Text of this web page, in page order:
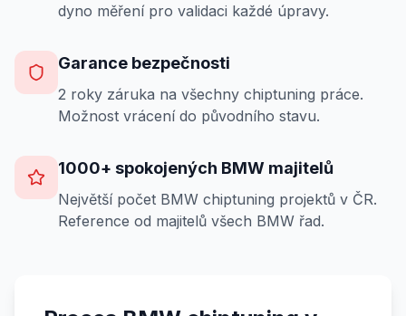
dyno měření pro validaci každé úpravy.
Garance bezpečnosti
2 roky záruka na všechny chiptuning práce.
Možnost vrácení do původního stavu.
1000+ spokojených BMW majitelů
Největší počet BMW chiptuning projektů v ČR.
Reference od majitelů všech BMW řad.